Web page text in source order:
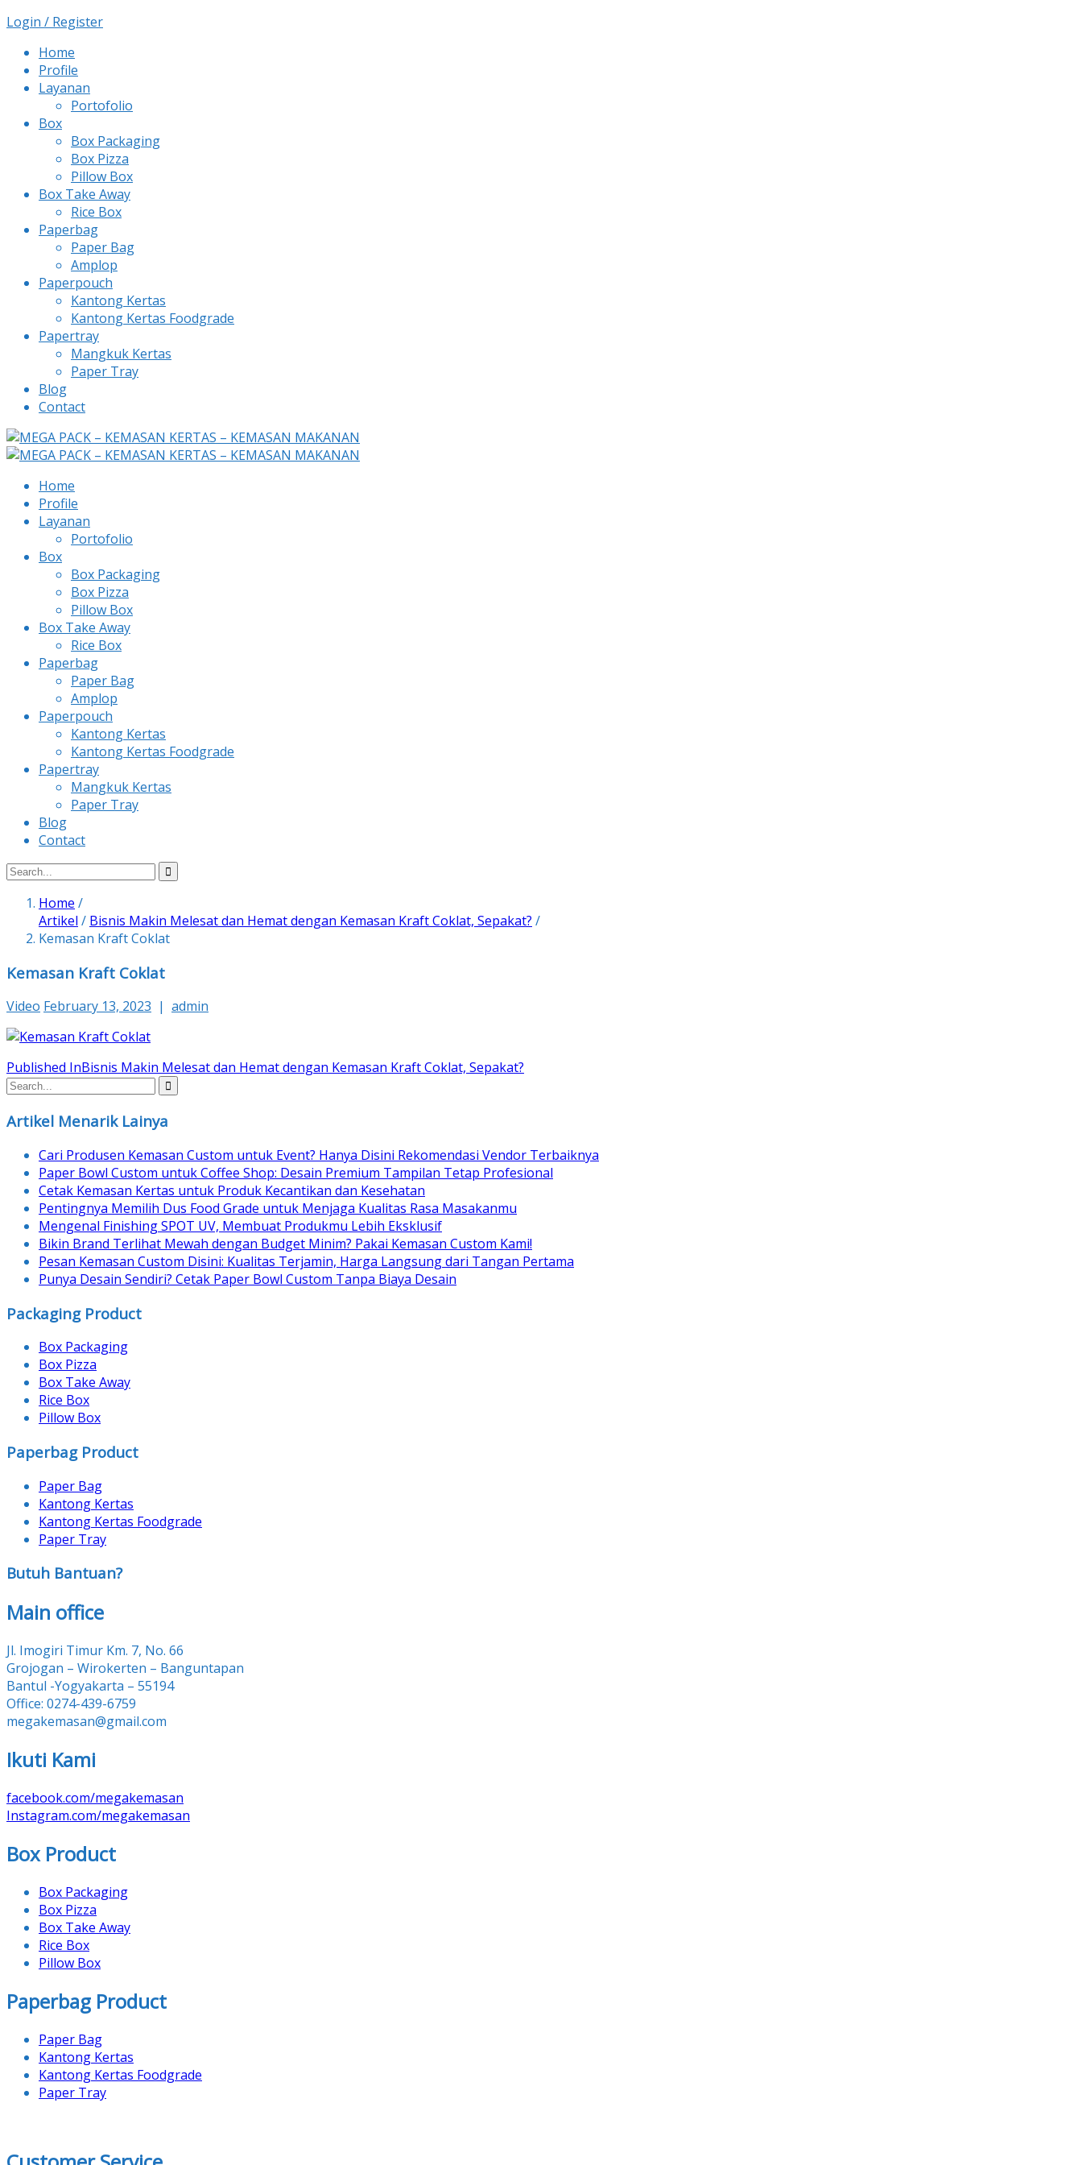
Login / Register
Home
Profile
Layanan
Portofolio
Box
Box Packaging
Box Pizza
Pillow Box
Box Take Away
Rice Box
Paperbag
Paper Bag
Amplop
Paperpouch
Kantong Kertas
Kantong Kertas Foodgrade
Papertray
Mangkuk Kertas
Paper Tray
Blog
Contact
Home
Profile
Layanan
Portofolio
Box
Box Packaging
Box Pizza
Pillow Box
Box Take Away
Rice Box
Paperbag
Paper Bag
Amplop
Paperpouch
Kantong Kertas
Kantong Kertas Foodgrade
Papertray
Mangkuk Kertas
Paper Tray
Blog
Contact
Home /
Artikel / Bisnis Makin Melesat dan Hemat dengan Kemasan Kraft Coklat, Sepakat? /
Kemasan Kraft Coklat
Kemasan Kraft Coklat
Video February 13, 2023 | admin
Post
navigation
Published InBisnis Makin Melesat dan Hemat dengan Kemasan Kraft Coklat, Sepakat?
Artikel Menarik Lainya
Cari Produsen Kemasan Custom untuk Event? Hanya Disini Rekomendasi Vendor Terbaiknya
Paper Bowl Custom untuk Coffee Shop: Desain Premium Tampilan Tetap Profesional
Cetak Kemasan Kertas untuk Produk Kecantikan dan Kesehatan
Pentingnya Memilih Dus Food Grade untuk Menjaga Kualitas Rasa Masakanmu
Mengenal Finishing SPOT UV, Membuat Produkmu Lebih Eksklusif
Bikin Brand Terlihat Mewah dengan Budget Minim? Pakai Kemasan Custom Kami!
Pesan Kemasan Custom Disini: Kualitas Terjamin, Harga Langsung dari Tangan Pertama
Punya Desain Sendiri? Cetak Paper Bowl Custom Tanpa Biaya Desain
Packaging Product
Box Packaging
Box Pizza
Box Take Away
Rice Box
Pillow Box
Paperbag Product
Paper Bag
Kantong Kertas
Kantong Kertas Foodgrade
Paper Tray
Butuh Bantuan?
Main office
Jl. Imogiri Timur Km. 7, No. 66
Grojogan – Wirokerten – Banguntapan
Bantul -Yogyakarta – 55194
Office: 0274-439-6759
megakemasan@gmail.com
Ikuti Kami
facebook.com/megakemasan
Instagram.com/megakemasan
Box Product
Box Packaging
Box Pizza
Box Take Away
Rice Box
Pillow Box
Paperbag Product
Paper Bag
Kantong Kertas
Kantong Kertas Foodgrade
Paper Tray